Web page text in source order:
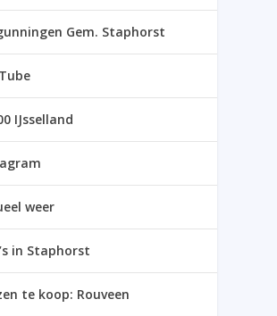
Gem. Staphorst
IJsselland
weer
in Staphorst
te koop: Rouveen